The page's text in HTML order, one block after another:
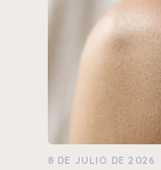
8 DE JULIO DE 2026